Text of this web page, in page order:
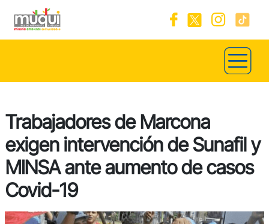
Trabajadores de Marcona
exigen intervención de Sunafil y
MINSA ante aumento de casos
Covid-19